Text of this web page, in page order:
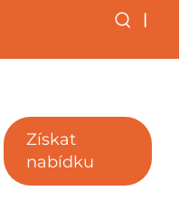
|
Získat
nabídku